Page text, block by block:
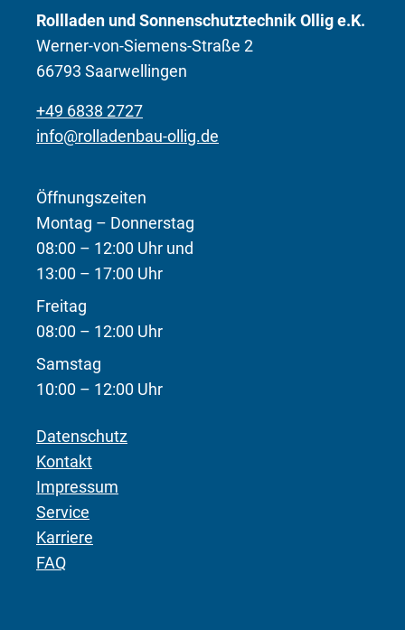
Rollladen und Sonnenschutztechnik Ollig e.K.
Werner-von-Siemens-Straße 2
66793 Saarwellingen
+49 6838 2727
info@rolladenbau-ollig.de
Öffnungszeiten
Montag – Donnerstag
08:00 – 12:00 Uhr und
13:00 – 17:00 Uhr
Freitag
08:00 – 12:00 Uhr
Samstag
10:00 – 12:00 Uhr
Datenschutz
Kontakt
Impressum
Service
Karriere
FAQ